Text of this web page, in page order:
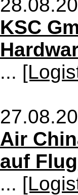
KSC
...
Air
auf
...